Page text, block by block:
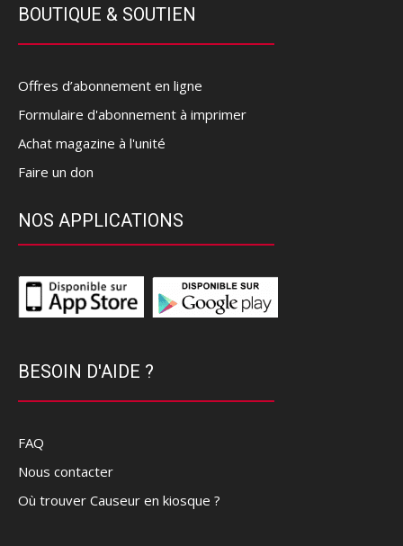
BOUTIQUE & SOUTIEN
Offres d’abonnement en ligne
Formulaire d'abonnement à imprimer
Achat magazine à l'unité
Faire un don
NOS APPLICATIONS
BESOIN D'AIDE ?
FAQ
Nous contacter
Où trouver Causeur en kiosque ?